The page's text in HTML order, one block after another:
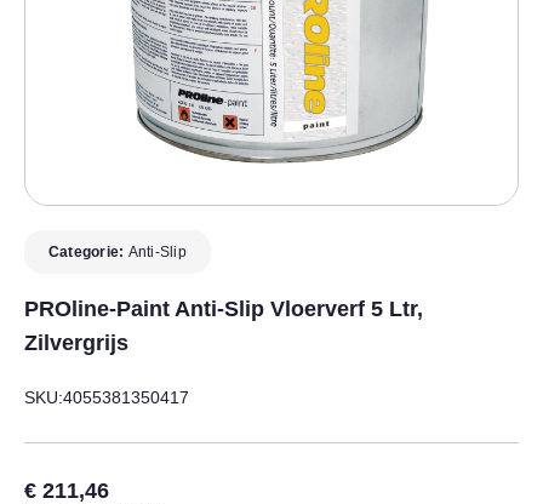
Categorie: Anti-Slip
PROline-Paint Anti-Slip Vloerverf 5 Ltr,
Zilvergrijs
SKU:4055381350417
€ 211,46